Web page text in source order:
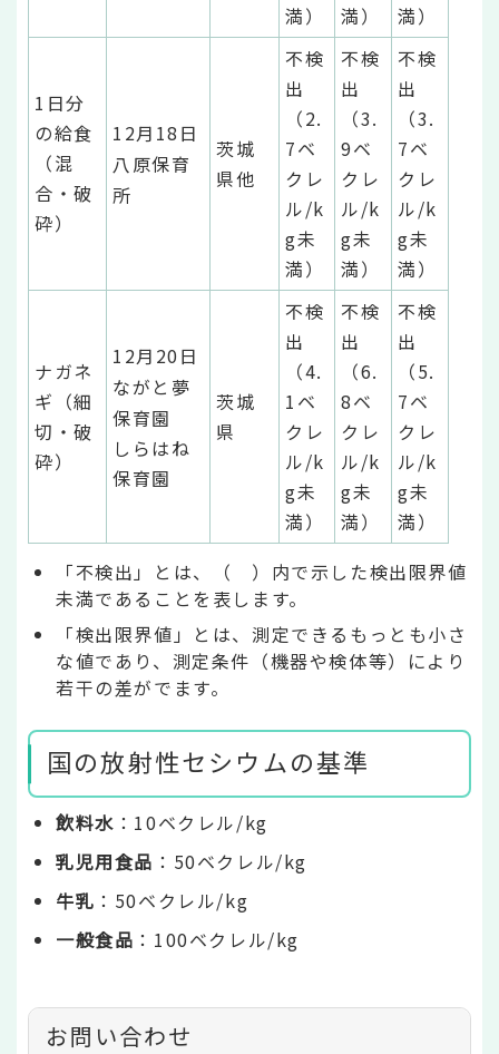
満）
満）
満）
1日分
の給食
（混
合・破
砕）
12月18日
八原保育
所
茨城
県他
不検
出
（2.
7ベ
クレ
ル/k
g未
満）
不検
出
（3.
9ベ
クレ
ル/k
g未
満）
不検
出
（3.
7ベ
クレ
ル/k
g未
満）
ナガネ
ギ（細
切・破
砕）
12月20日
ながと夢
保育園
しらはね
保育園
茨城
県
不検
出
（4.
1ベ
クレ
ル/k
g未
満）
不検
出
（6.
8ベ
クレ
ル/k
g未
満）
不検
出
（5.
7ベ
クレ
ル/k
g未
満）
「不検出」とは、（ ）内で示した検出限界値
未満であることを表します。
「検出限界値」とは、測定できるもっとも小さ
な値であり、測定条件（機器や検体等）により
若干の差がでます。
国の放射性セシウムの基準
飲料水 ：10ベクレル/kg
乳児用食品 ：50ベクレル/kg
牛乳 ：50ベクレル/kg
一般食品 ：100ベクレル/kg
お問い合わせ